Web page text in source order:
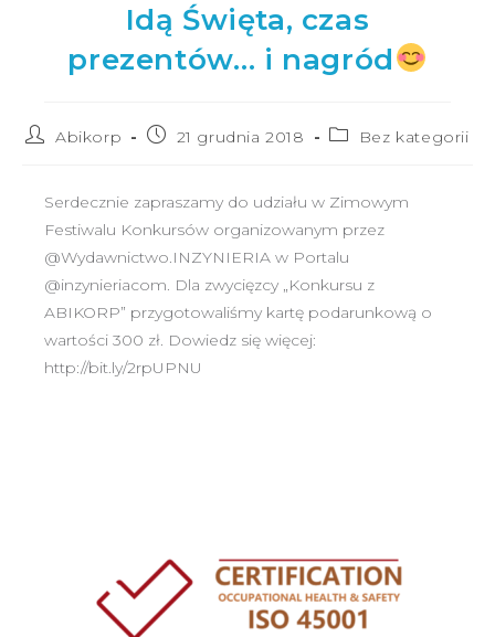
Idą Święta, czas
prezentów… i nagród
Abikorp 21 grudnia 2018 Bez kategorii
Serdecznie zapraszamy do udziału w Zimowym
Festiwalu Konkursów organizowanym przez
@Wydawnictwo.INZYNIERIA w Portalu
@inzynieriacom. Dla zwycięzcy „Konkursu z
ABIKORP” przygotowaliśmy kartę podarunkową o
wartości 300 zł. Dowiedz się więcej:
http://bit.ly/2rpUPNU